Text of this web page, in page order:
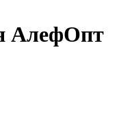
АлефОпт